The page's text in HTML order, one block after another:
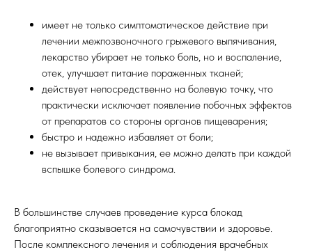
имеет не только симптоматическое действие при
лечении межпозвоночного грыжевого выпячивания,
лекарство убирает не только боль, но и воспаление,
отек, улучшает питание пораженных тканей;
действует непосредственно на болевую точку, что
практически исключает появление побочных эффектов
от препаратов со стороны органов пищеварения;
быстро и надежно избавляет от боли;
не вызывает привыкания, ее можно делать при каждой
вспышке болевого синдрома.
В большинстве случаев проведение курса блокад
благоприятно сказывается на самочувствии и здоровье.
После комплексного лечения и соблюдения врачебных